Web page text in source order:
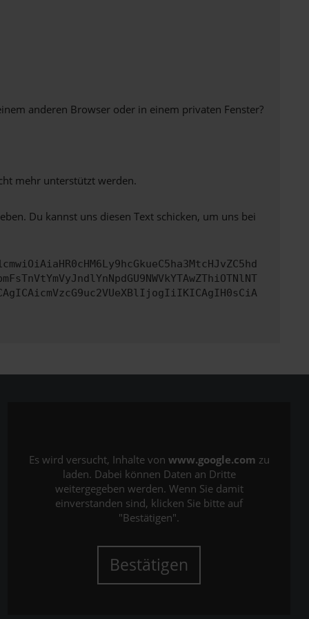
anderen Browser oder in einem privaten Fenster?
mehr unterstützt werden.
Du kannst uns diesen Text schicken, um uns bei
Es wird versucht, Inhalte von www.google.com zu
laden. Dabei können Daten an Dritte
weitergegeben werden. Wenn Sie damit
einverstanden sind, klicken Sie bitte auf
"Bestätigen".
Bestätigen